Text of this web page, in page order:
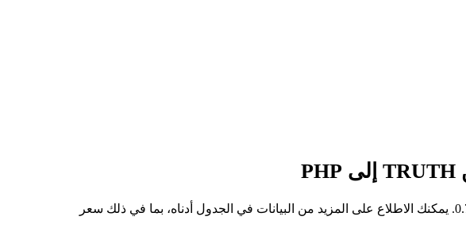
خلال الأيام السبعة الماضية، كان أعلى سعر للسهم من TRUTH إلى PHP هو ₱0.8555، وأدنى سعر هو ₱0.7617. يمكنك الاطلاع على المزيد من البيانات في الجدول أدناه، بما في ذلك سعر